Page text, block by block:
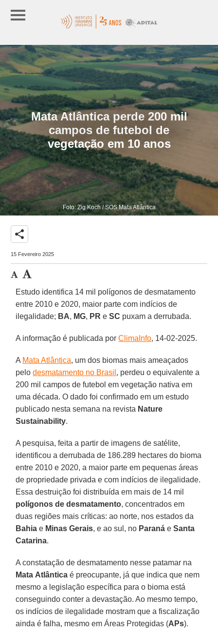
Mata Atlântica perde 200 mil
campos de futebol de
vegetação em 10 anos
Foto: Zig Koch / SOS Mata Atlântica
share
15 Fevereiro 2025
Estudo identifica 14 mil polígonos de desmatamento
entre 2010 e 2020, maior parte com indícios de
ilegalidade; BA, MG, PR eSC puxam a derrubada.
A informação é publicada porClimaInfo, 14-02-2025.
A Mata Atlântica, um dos biomas mais ameaçados
pelodesmatamento no Brasil , perdeu o equivalente a
200 mil campos de futebol em vegetação nativa em
uma década. O dado foi confirmado em um estudo
publicado nesta semana na revista Nature
Sustainability.
A pesquisa, feita a partir de imagens de satélite,
identificou a derrubada de 186.289 hectares do bioma
entre 2010 e 2020, a maior parte em pequenas áreas
de propriedade privada e com indícios de ilegalidade.
Essa destruição foi distribuída em mais de 14 mil
polígonos de desmatamento, concentrados em
duas regiões mais críticas: ao norte, nos estados da
Bahia e Minas Gerais, e ao sul, no Paraná eSanta
Catarina.
A constatação de desmatamento nesse patamar na
Mata Atlântica é preocupante, já que indica que nem
mesmo a legislação específica para o bioma está
conseguindo conter a devastação. Ao mesmo tempo,
os indícios de ilegalidade mostram que a fiscalização
ainda é falha, mesmo em Áreas Protegidas (APs).